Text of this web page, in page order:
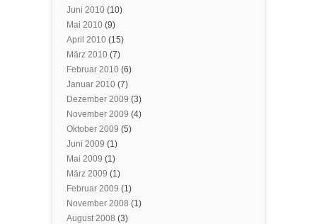
Juni 2010 (10)
Mai 2010 (9)
April 2010 (15)
März 2010 (7)
Februar 2010 (6)
Januar 2010 (7)
Dezember 2009 (3)
November 2009 (4)
Oktober 2009 (5)
Juni 2009 (1)
Mai 2009 (1)
März 2009 (1)
Februar 2009 (1)
November 2008 (1)
August 2008 (3)